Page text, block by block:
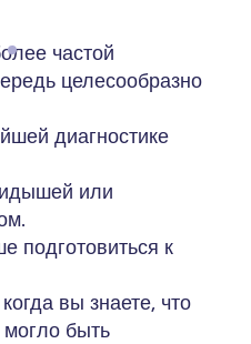
частой
целесообразно
диагностике
или
подготовиться к
вы знаете, что
быть